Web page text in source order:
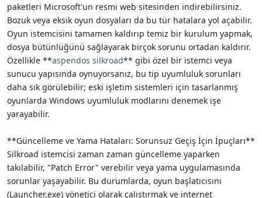
paketleri Microsoft'un resmi web sitesinden indirebilirsiniz.
Bozuk veya eksik oyun dosyaları da bu tür hatalara yol açabilir.
Oyun istemcisini tamamen kaldırıp temiz bir kurulum yapmak,
dosya bütünlüğünü sağlayarak birçok sorunu ortadan kaldırır.
Özellikle **aspendos silkroad** gibi özel bir istemci veya
sunucu yapısında oynuyorsanız, bu tip uyumluluk sorunları
daha sık görülebilir; eski işletim sistemleri için tasarlanmış
oyunlarda Windows uyumluluk modlarını denemek işe
yarayabilir.
**Güncelleme ve Yama Hataları: Sorunsuz Geçiş İçin İpuçları**
Silkroad istemcisi zaman zaman güncelleme yaparken
takılabilir, "Patch Error" verebilir veya yama uygulamasında
sorunlar yaşayabilir. Bu durumlarda, oyun başlatıcısını
(Launcher.exe) yönetici olarak çalıştırmak ve internet